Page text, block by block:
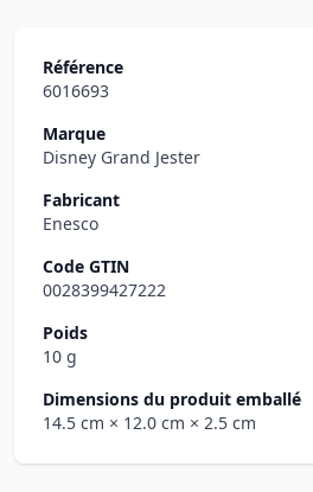
Référence
6016693
Marque
Disney Grand Jester
Fabricant
Enesco
Code GTIN
0028399427222
Poids
10 g
Dimensions du produit emballé
14.5 cm × 12.0 cm × 2.5 cm